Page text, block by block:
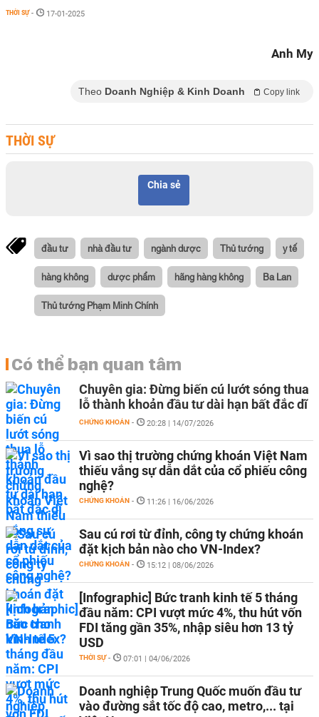
THỜI SỰ - 17-01-2025
Anh My
Theo Doanh Nghiệp & Kinh Doanh Copy link
THỜI SỰ
Chia sẻ
đầu tư nhà đầu tư ngành dược Thủ tướng y tế
hàng không dược phẩm hãng hàng không Ba Lan
Thủ tướng Phạm Minh Chính
Có thể bạn quan tâm
Chuyên gia: Đừng biến cú lướt sóng thua
lỗ thành khoản đầu tư dài hạn bất đắc dĩ
CHỨNG KHOÁN - 20:28 | 14/07/2026
Vì sao thị trường chứng khoán Việt Nam
thiếu vắng sự dẫn dắt của cổ phiếu công
nghệ?
CHỨNG KHOÁN - 11:26 | 16/06/2026
Sau cú rơi từ đỉnh, công ty chứng khoán
đặt kịch bản nào cho VN-Index?
CHỨNG KHOÁN - 15:12 | 08/06/2026
[Infographic] Bức tranh kinh tế 5 tháng
đầu năm: CPI vượt mức 4%, thu hút vốn
FDI tăng gần 35%, nhập siêu hơn 13 tỷ
USD
THỜI SỰ - 07:01 | 04/06/2026
Doanh nghiệp Trung Quốc muốn đầu tư
vào đường sắt tốc độ cao, metro,... tại